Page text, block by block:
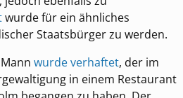
wurde für ein ähnliches
Staatsbürger zu werden.
wurde verhaftet, der im
in einem Restaurant